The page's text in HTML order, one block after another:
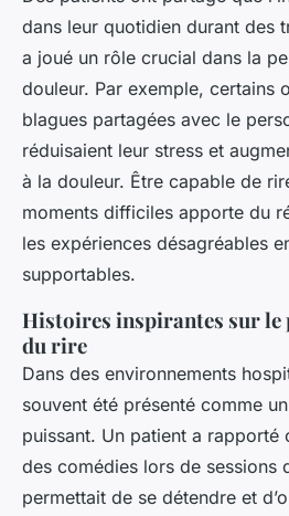
dans leur quotidien durant des
a joué un rôle crucial dans la
douleur. Par exemple, certains
blagues partagées avec le
réduisaient leur stress et
à la douleur. Être capable de
moments difficiles apporte du
les expériences désagréables
supportables.
Histoires inspirantes sur
du rire
Dans des environnements
souvent été présenté comme
puissant. Un patient a rapporté
des comédies lors de sessions
permettait de se détendre et